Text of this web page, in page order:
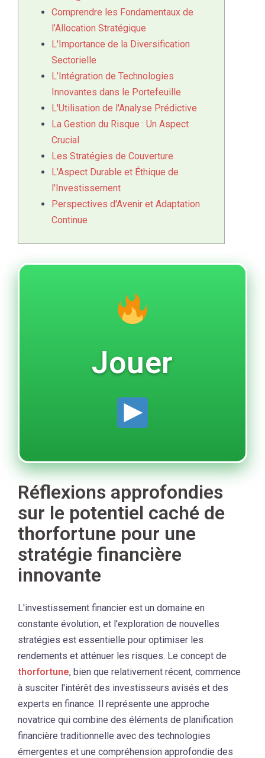
Comprendre les Fondamentaux de
l’Allocation Stratégique
L'Importance de la Diversification
Sectorielle
L’Intégration de Technologies
Innovantes dans le Portefeuille
L'Utilisation de l'Analyse Prédictive
La Gestion du Risque : Un Aspect
Crucial
Les Stratégies de Couverture
L'Aspect Durable et Éthique de
l'Investissement
Perspectives d'Avenir et Adaptation
Continue
Jouer
Réflexions approfondies
sur le potentiel caché de
thorfortune pour une
stratégie financière
innovante
L'investissement financier est un domaine en
constante évolution, et l'exploration de nouvelles
stratégies est essentielle pour optimiser les
rendements et atténuer les risques. Le concept de
thorfortune, bien que relativement récent, commence
à susciter l'intérêt des investisseurs avisés et des
experts en finance. Il représente une approche
novatrice qui combine des éléments de planification
financière traditionnelle avec des technologies
émergentes et une compréhension approfondie des